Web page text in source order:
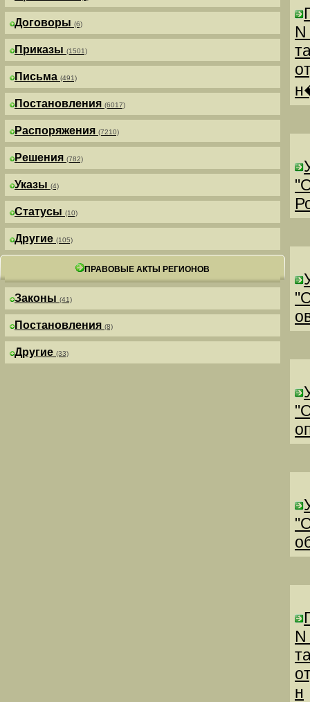
Договоры (6)
Приказы (1501)
Письма (491)
Постановления (6017)
Распоряжения (7210)
Решения (782)
Указы (4)
Статусы (10)
Другие (105)
ПРАВОВЫЕ АКТЫ РЕГИОНОВ
Законы (41)
Постановления (8)
Другие (33)
н